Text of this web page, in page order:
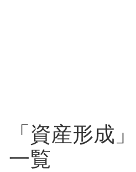
「資産形成
一覧